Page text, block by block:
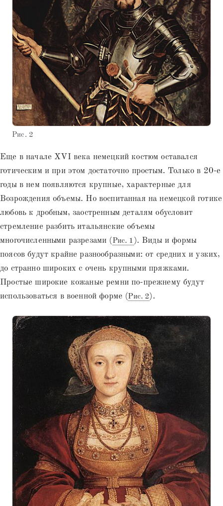
Рис. 2
Еще в начале XVI века немецкий костюм оставался
готическим и при этом достаточно простым. Только в 20-е
годы в нем появляются крупные, характерные для
Возрождения объемы. Но воспитанная на немецкой готике
любовь к дробным, заостренным деталям обусловит
стремление разбить итальянские объемы
многочисленными разрезами (Рис. 1 ). Виды и формы
поясов будут крайне разнообразными: от средних и узких,
до странно широких с очень крупными пряжками.
Простые широкие кожаные ремни по-прежнему будут
использоваться в военной форме (Рис. 2).